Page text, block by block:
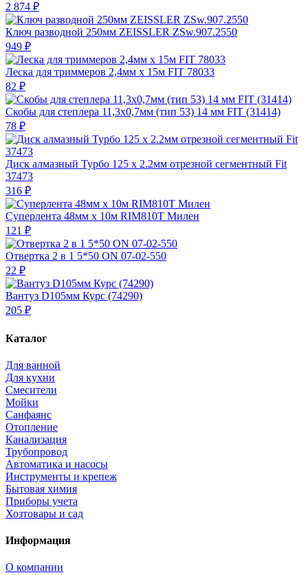
2 874 ₽
Ключ разводной 250мм ZEISSLER ZSw.907.2550
949 ₽
Леска для триммеров 2,4мм х 15м FIT 78033
82 ₽
Скобы для степлера 11,3х0,7мм (тип 53) 14 мм FIT (31414)
78 ₽
Диск алмазный Турбо 125 х 2.2мм отрезной сегментный Fit
37473
316 ₽
Суперлента 48мм х 10м RIM810T Милен
121 ₽
Отвертка 2 в 1 5*50 ON 07-02-550
22 ₽
Вантуз D105мм Курс (74290)
205 ₽
Каталог
Для ванной
Для кухни
Смесители
Мойки
Санфаянс
Отопление
Канализация
Трубопровод
Автоматика и насосы
Инструменты и крепеж
Бытовая химия
Приборы учета
Хозтовары и сад
Информация
О компании